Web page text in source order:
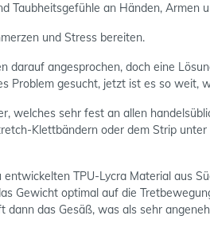
Taubheitsgefühle an Händen, Armen
und Stress bereiten.
darauf angesprochen, doch eine
Problem gesucht, jetzt ist es so weit,
welches sehr fest an allen
Klettbändern oder dem Strip
TPU-Lycra Material aus
Gewicht optimal auf die
das Gesäß, was als sehr